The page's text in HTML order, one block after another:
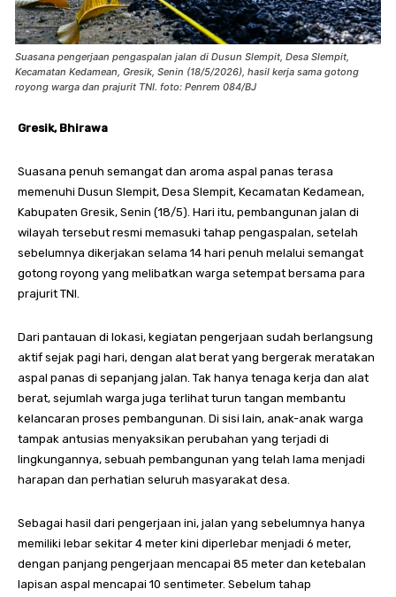
Suasana pengerjaan pengaspalan jalan di Dusun Slempit, Desa Slempit,
Kecamatan Kedamean, Gresik, Senin (18/5/2026), hasil kerja sama gotong
royong warga dan prajurit TNI. foto: Penrem 084/BJ
Gresik, Bhirawa
Suasana penuh semangat dan aroma aspal panas terasa
memenuhi Dusun Slempit, Desa Slempit, Kecamatan Kedamean,
Kabupaten Gresik, Senin (18/5). Hari itu, pembangunan jalan di
wilayah tersebut resmi memasuki tahap pengaspalan, setelah
sebelumnya dikerjakan selama 14 hari penuh melalui semangat
gotong royong yang melibatkan warga setempat bersama para
prajurit TNI.
Dari pantauan di lokasi, kegiatan pengerjaan sudah berlangsung
aktif sejak pagi hari, dengan alat berat yang bergerak meratakan
aspal panas di sepanjang jalan. Tak hanya tenaga kerja dan alat
berat, sejumlah warga juga terlihat turun tangan membantu
kelancaran proses pembangunan. Di sisi lain, anak-anak warga
tampak antusias menyaksikan perubahan yang terjadi di
lingkungannya, sebuah pembangunan yang telah lama menjadi
harapan dan perhatian seluruh masyarakat desa.
Sebagai hasil dari pengerjaan ini, jalan yang sebelumnya hanya
memiliki lebar sekitar 4 meter kini diperlebar menjadi 6 meter,
dengan panjang pengerjaan mencapai 85 meter dan ketebalan
lapisan aspal mencapai 10 sentimeter. Sebelum tahap